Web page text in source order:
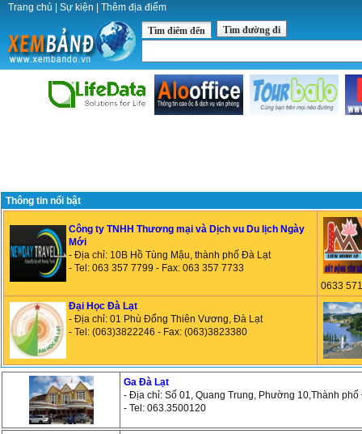
Trang chủ Sự kiện Thêm địa điểm
Tìm điểm đến Tìm đường đi
Thông tin nổi bật
Công ty TNHH Thương mại và Dịch vu Du lịch Ngày
Mới
- Địa chỉ: 10B Hồ Tùng Mậu, thành phố Đà Lạt
- Tel: 063 357 7799 - Fax: 063 357 7733
0633
Đại Học Đà Lạt
- Địa chỉ: 01 Phù Đổng Thiên Vương, Đà Lạt
- Tel: (063)3822246 - Fax: (063)3823380
Ga Đà Lạt
- Địa chỉ: Số 01, Quang Trung, Phường 10,Thành phố
- Tel: 063.3500120